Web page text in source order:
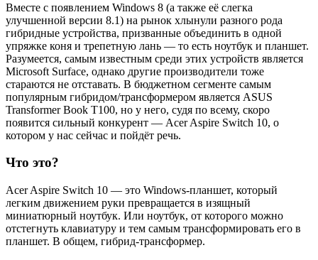
Вместе с появлением Windows 8 (а также её слегка
улучшенной версии 8.1) на рынок хлынули разного рода
гибридные устройства, призванные объединить в одной
упряжке коня и трепетную лань — то есть ноутбук и планшет.
Разумеется, самым известным среди этих устройств является
Microsoft Surface, однако другие производители тоже
стараются не отставать. В бюджетном сегменте самым
популярным гибридом/трансформером является ASUS
Transformer Book T100, но у него, судя по всему, скоро
появится сильный конкурент — Acer Aspire Switch 10, о
котором у нас сейчас и пойдёт речь.
Что это?
Acer Aspire Switch 10 — это Windows-планшет, который
легким движением руки превращается в изящный
миниатюрный ноутбук. Или ноутбук, от которого можно
отстегнуть клавиатуру и тем самым трансформировать его в
планшет. В общем, гибрид-трансформер.